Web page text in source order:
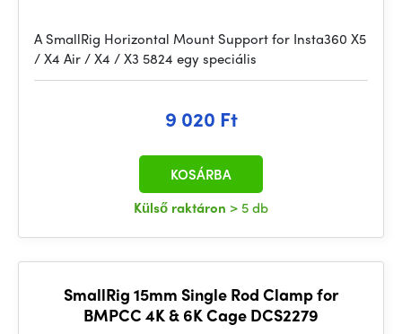
A SmallRig Horizontal Mount Support for Insta360 X5
/ X4 Air / X4 / X3 5824 egy speciális
9 020 Ft
Külső raktáron > 5 db
KOSÁRBA
SmallRig 15mm Single Rod Clamp for
BMPCC 4K & 6K Cage DCS2279